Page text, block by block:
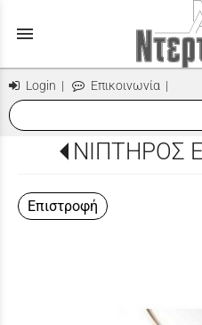
menu
Login | Επικοινωνία |
ΝΙΠΤΗΡΟΣ
Επιστροφή